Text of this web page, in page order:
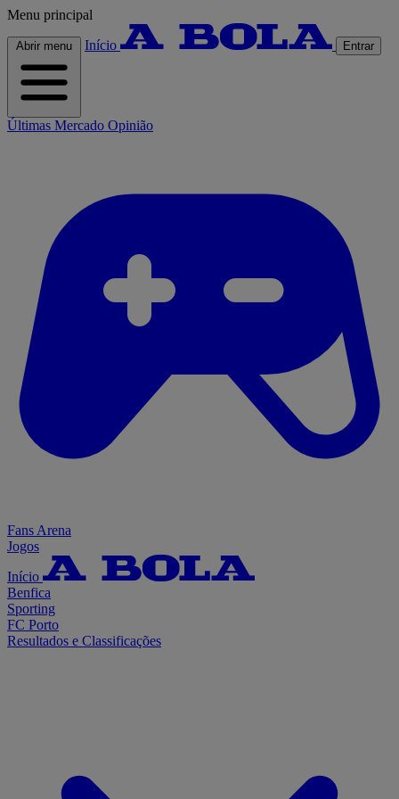
Menu principal
Abrir menu Início Entrar
Últimas Mercado Opinião
Fans Arena
Jogos
Início
Benfica
Sporting
FC Porto
Resultados e Classificações